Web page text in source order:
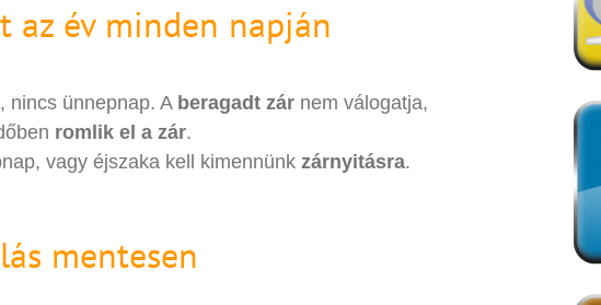
az év minden napján
nincs ünnepnap. A beragadt zár nem válogatja,
romlik el a zár.
vagy éjszaka kell kimennünk zárnyitásra.
mentesen